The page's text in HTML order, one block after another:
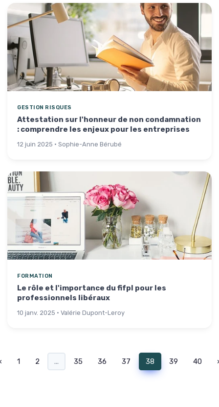
GESTION RISQUES
Attestation sur l'honneur de non condamnation
: comprendre les enjeux pour les entreprises
12 juin 2025 · Sophie-Anne Bérubé
FORMATION
Le rôle et l'importance du fifpl pour les
professionnels libéraux
10 janv. 2025 · Valérie Dupont-Leroy
‹ 1 2 ... 35 36 37 38 39 40 ›